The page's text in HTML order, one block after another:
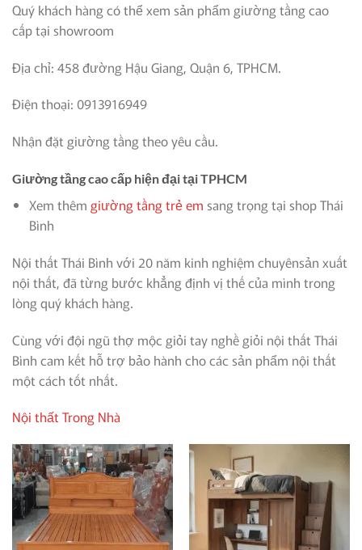
Quý khách hàng có thể xem sản phẩm giường tầng cao
cấptại showroom
Địa chỉ: 458 đường Hậu Giang, Quận 6, TPHCM.
Điện thoại: 0913916949
Nhận đặt giường tầng theo yêu cầu.
Giường tầng cao cấp hiện đại tại TPHCM
Xem thêm giường tầng trẻ em sang trọng tại shop Thái
Bình
Nội thất Thái Bình với 20 năm kinh nghiệm chuyênsản xuất
nội thất, đã từng bước khẳng định vị thế của mình trong
lòng quý khách hàng.
Cùng với đội ngũ thợ mộc giỏi tay nghề giỏi nội thất Thái
Bình cam kết hỗ trợ bảo hành cho các sản phẩm nội thất
một cách tốt nhất.
Nội thất Trong Nhà